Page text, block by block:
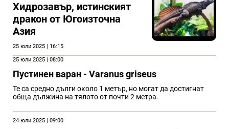
Хидрозавър, истинският
дракон от Югоизточна
Азия
25 юли 2025 | 16:15
25 юли 2025 | 08:00
Пустинен варан - Varanus griseus
Те са средно дълги около 1 метър, но могат да достигнат
обща дължина на тялото от почти 2 метра.
24 юли 2025 | 09:00